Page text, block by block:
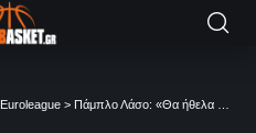
Euroleague > Πάμπλο Λάσο: «Θα ήθελα στην Μπάγερν τους Μίροτιτς και Γουίλιαμς-Γκος»